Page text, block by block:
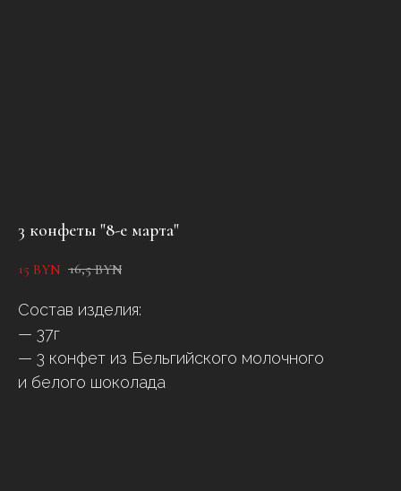
3 конфеты "8-е марта"
15 BYN 16,5 BYN
Состав изделия:
— 37г
— 3 конфет из Бельгийского молочного
и белого шоколада